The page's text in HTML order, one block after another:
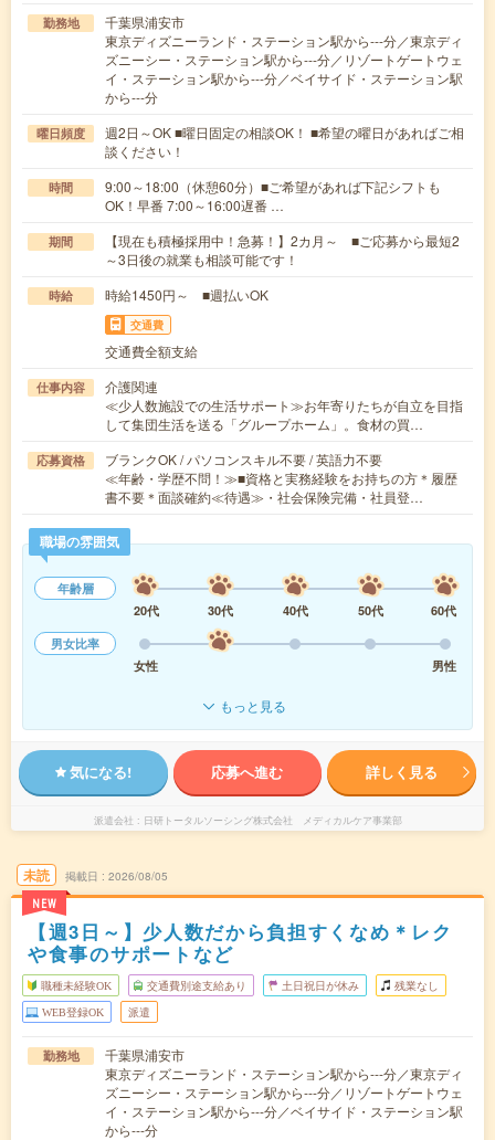
勤務地
千葉県浦安市
東京ディズニーランド・ステーション駅から---分／東京ディ
ズニーシー・ステーション駅から---分／リゾートゲートウェ
イ・ステーション駅から---分／ベイサイド・ステーション駅
から---分
曜日頻度
週2日～OK ■曜日固定の相談OK！ ■希望の曜日があればご相
談ください！
時間
9:00～18:00（休憩60分）■ご希望があれば下記シフトも
OK！早番 7:00～16:00遅番 …
期間
【現在も積極採用中！急募！】2カ月～ ■ご応募から最短2
～3日後の就業も相談可能です！
時給 時給1450円～ ■週払いOK
交通費
交通費全額支給
仕事内容
介護関連
≪少人数施設での生活サポート≫お年寄りたちが自立を目指
して集団生活を送る「グループホーム」。食材の買…
応募資格
ブランクOK / パソコンスキル不要 / 英語力不要
≪年齢・学歴不問！≫■資格と実務経験をお持ちの方＊履歴
書不要＊面談確約≪待遇≫・社会保険完備・社員登…
職場の雰囲気
年齢層
20代
30代 40代 50代
60代
男女比率
女性
男性
もっと見る
気になる! 応募へ進む 詳しく見る
派遣会社 日研トータルソーシング株式会社 メディカルケア事業部
未読
NEW
掲載日 2026/08/05
【週3日～】少人数だから負担すくなめ＊レク
や食事のサポートなど
職種未経験OK 交通費別途支給あり 土日祝日が休み 残業なし
WEB登録OK 派遣
勤務地
千葉県浦安市
東京ディズニーランド・ステーション駅から---分／東京ディ
ズニーシー・ステーション駅から---分／リゾートゲートウェ
イ・ステーション駅から---分／ベイサイド・ステーション駅
から---分